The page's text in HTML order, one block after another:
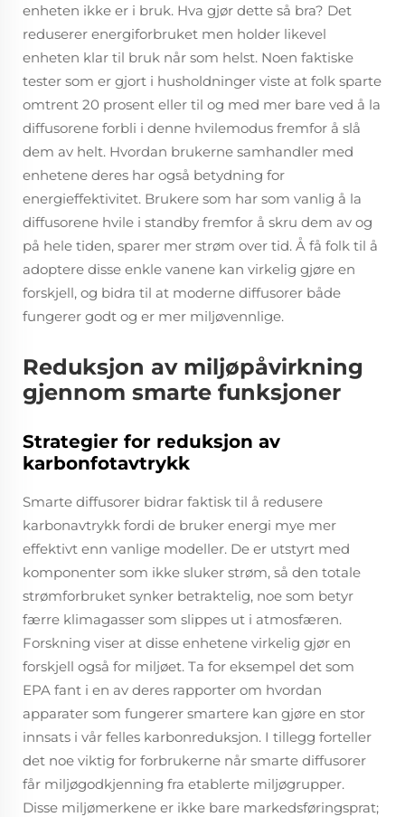
enheten ikke er i bruk. Hva gjør dette så bra? Det
reduserer energiforbruket men holder likevel
enheten klar til bruk når som helst. Noen faktiske
tester som er gjort i husholdninger viste at folk sparte
omtrent 20 prosent eller til og med mer bare ved å la
diffusorene forbli i denne hvilemodus fremfor å slå
dem av helt. Hvordan brukerne samhandler med
enhetene deres har også betydning for
energieffektivitet. Brukere som har som vanlig å la
diffusorene hvile i standby fremfor å skru dem av og
på hele tiden, sparer mer strøm over tid. Å få folk til å
adoptere disse enkle vanene kan virkelig gjøre en
forskjell, og bidra til at moderne diffusorer både
fungerer godt og er mer miljøvennlige.
Reduksjon av miljøpåvirkning
gjennom smarte funksjoner
Strategier for reduksjon av
karbonfotavtrykk
Smarte diffusorer bidrar faktisk til å redusere
karbonavtrykk fordi de bruker energi mye mer
effektivt enn vanlige modeller. De er utstyrt med
komponenter som ikke sluker strøm, så den totale
strømforbruket synker betraktelig, noe som betyr
færre klimagasser som slippes ut i atmosfæren.
Forskning viser at disse enhetene virkelig gjør en
forskjell også for miljøet. Ta for eksempel det som
EPA fant i en av deres rapporter om hvordan
apparater som fungerer smartere kan gjøre en stor
innsats i vår felles karbonreduksjon. I tillegg forteller
det noe viktig for forbrukerne når smarte diffusorer
får miljøgodkjenning fra etablerte miljøgrupper.
Disse miljømerkene er ikke bare markedsføringsprat;